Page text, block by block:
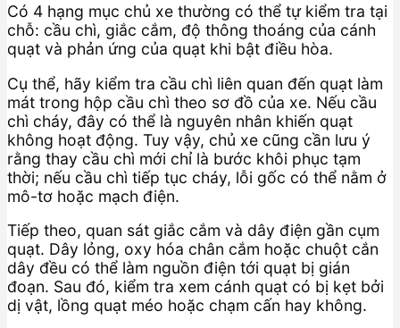
Có 4 hạng mục chủ xe thường có thể tự kiểm tra tại
chỗ: cầu chì, giắc cắm, độ thông thoáng của cánh
quạt và phản ứng của quạt khi bật điều hòa.
Cụ thể, hãy kiểm tra cầu chì liên quan đến quạt làm
mát trong hộp cầu chì theo sơ đồ của xe. Nếu cầu
chì cháy, đây có thể là nguyên nhân khiến quạt
không hoạt động. Tuy vậy, chủ xe cũng cần lưu ý
rằng thay cầu chì mới chỉ là bước khôi phục tạm
thời; nếu cầu chì tiếp tục cháy, lỗi gốc có thể nằm ở
mô-tơ hoặc mạch điện.
Tiếp theo, quan sát giắc cắm và dây điện gần cụm
quạt. Dây lỏng, oxy hóa chân cắm hoặc chuột cắn
dây đều có thể làm nguồn điện tới quạt bị gián
đoạn. Sau đó, kiểm tra xem cánh quạt có bị kẹt bởi
dị vật, lồng quạt méo hoặc chạm cấn hay không.